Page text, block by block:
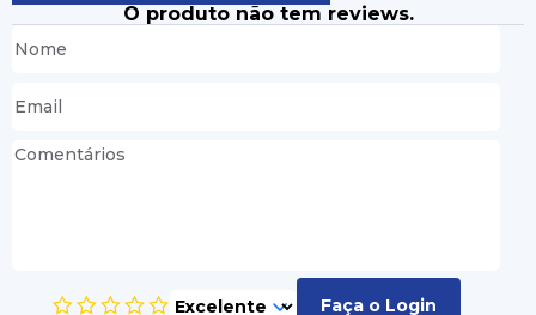
O produto não tem reviews.
Faça o Login